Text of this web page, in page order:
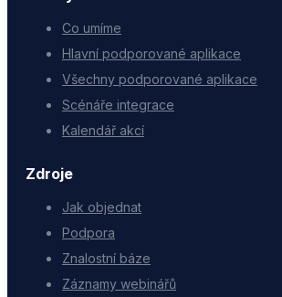
Co umíme
Hlavní podporované aplikace
Všechny podporované aplikace
Scénáře integrace
Kalendář akcí
Zdroje
Jak objednat
Podpora
Znalostní báze
Záznamy webinářů